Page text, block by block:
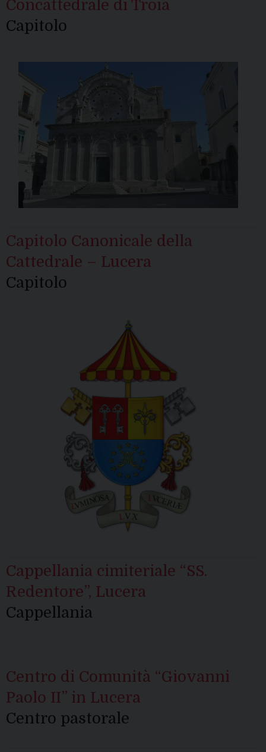
Concattedrale di Troia
Capitolo
Capitolo Canonicale della
Cattedrale – Lucera
Capitolo
Cappellania cimiteriale “SS.
Redentore”, Lucera
Cappellania
Centro di Comunità “Giovanni
Paolo II” in Lucera
Centro pastorale